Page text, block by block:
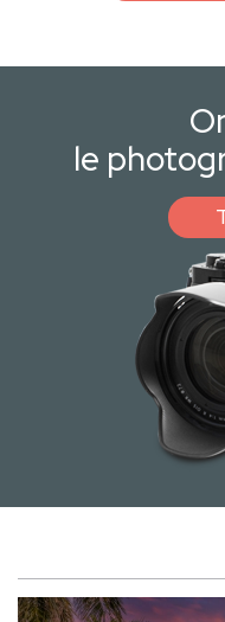
le